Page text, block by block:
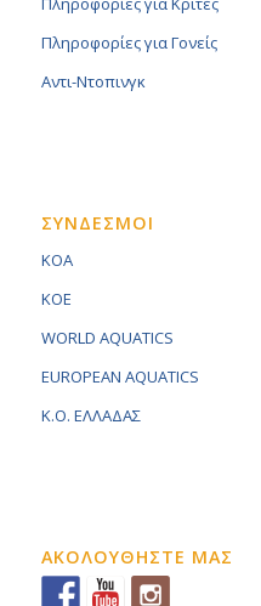
Πληροφορίες για Γονείς
Αντι-Ντοπινγκ
ΣΥΝΔΕΣΜΟΙ
KOA
KOE
WORLD AQUATICS
EUROPEAN AQUATICS
K.O. ΕΛΛΑΔΑΣ
ΑΚΟΛΟΥΘΗΣΤΕ ΜΑΣ